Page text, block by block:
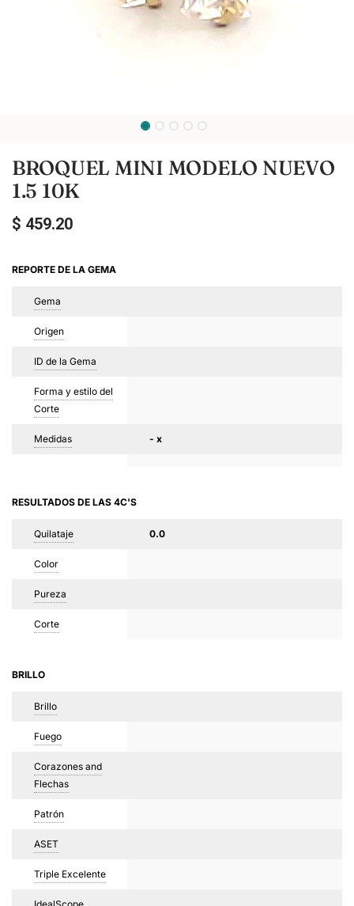
BROQUEL MINI MODELO NUEVO
1.5 10K
$ 459.20
REPORTE DE LA GEMA
Gema
Origen
ID de la Gema
Forma y estilo del
Corte
Medidas - x
RESULTADOS DE LAS 4C'S
Quilataje 0.0
Color
Pureza
Corte
BRILLO
Brillo
Fuego
Corazones and
Flechas
Patrón
ASET
Triple Excelente